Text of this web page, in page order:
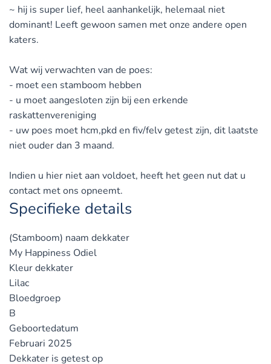
~ hij is super lief, heel aanhankelijk, helemaal niet
dominant! Leeft gewoon samen met onze andere open
katers.
Wat wij verwachten van de poes:
- moet een stamboom hebben
- u moet aangesloten zijn bij een erkende
raskattenvereniging
- uw poes moet hcm,pkd en fiv/felv getest zijn, dit laatste
niet ouder dan 3 maand.
Indien u hier niet aan voldoet, heeft het geen nut dat u
contact met ons opneemt.
Specifieke details
(Stamboom) naam dekkater
My Happiness Odiel
Kleur dekkater
Lilac
Bloedgroep
B
Geboortedatum
Februari 2025
Dekkater is getest op